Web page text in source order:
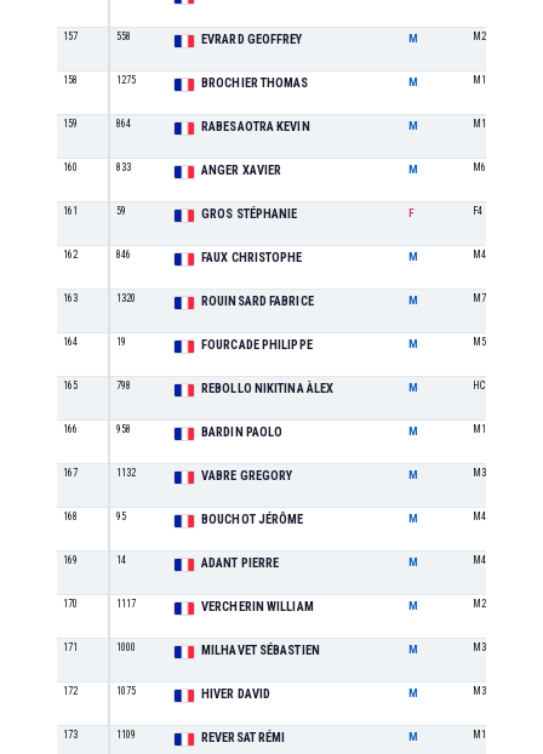
157 558 EVRARD GEOFFREY M M2
158 1275 BROCHIER THOMAS M M1
159 864 RABESAOTRA KEVIN M M1
160 833 ANGER XAVIER M M6
161 59 GROS STÉPHANIE F F4
162 846 FAUX CHRISTOPHE M M4
163 1320 ROUINSARD FABRICE M M7
164 19 FOURCADE PHILIPPE M M5
165 798 REBOLLO NIKITINA ÀLEX M HC
166 958 BARDIN PAOLO M M1
167 1132 VABRE GREGORY M M3
168 95 BOUCHOT JÉRÔME M M4
169 14 ADANT PIERRE M M4
170 1117 VERCHERIN WILLIAM M M2
171 1000 MILHAVET SÉBASTIEN M M3
172 1075 HIVER DAVID M M3
173 1109 REVERSAT RÉMI M M1